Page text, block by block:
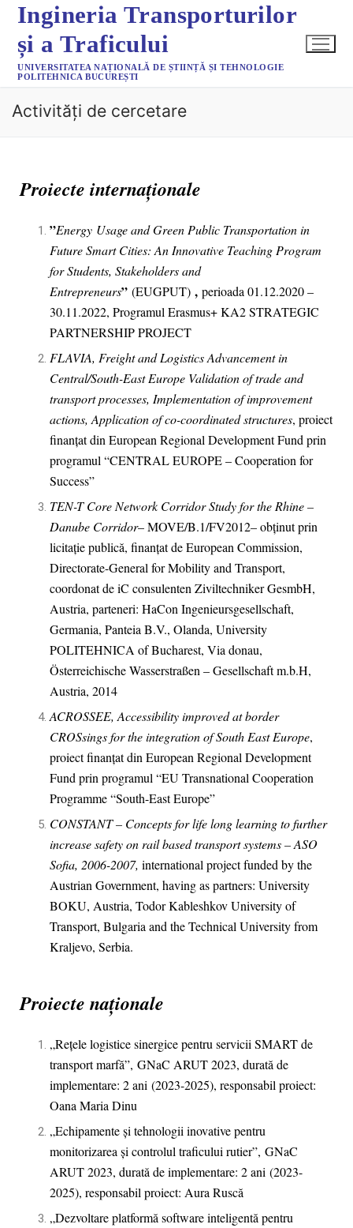
Ingineria Transporturilor
și a Traficului
UNIVERSITATEA NAȚIONALĂ DE ȘTIINȚĂ ȘI TEHNOLOGIE
POLITEHNICA BUCUREȘTI
Activități de cercetare
Proiecte internaționale
”EnergyUsage and Green Public Transportation in
Future Smart Cities: An Innovative Teaching Program
for Students, Stakeholders and
Entrepreneurs”(EUGPUT) ,perioada 01.12.2020 –
30.11.2022, Programul Erasmus+ KA2 STRATEGIC
PARTNERSHIP PROJECT
FLAVIA, Freight and Logistics Advancement in
Central/South-East Europe Validation of trade and
transport processes, Implementation of improvement
actions, Application of co-coordinated structures, proiect
finanțat din European Regional Development Fund prin
programul “CENTRAL EUROPE – Cooperation for
Success”
TEN-T Core Network Corridor Study for the Rhine –
Danube Corridor– MOVE/B.1/FV2012– obținut prin
licitație publică, finanțat de European Commission,
Directorate-General for Mobility and Transport,
coordonat de iC consulenten Ziviltechniker GesmbH,
Austria, parteneri: HaCon Ingenieursgesellschaft,
Germania, Panteia B.V., Olanda, University
POLITEHNICA of Bucharest, Via donau,
Österreichische Wasserstraßen – Gesellschaft m.b.H,
Austria, 2014
ACROSSEE, Accessibility improved at border
CROSsings for the integration of South East Europe,
proiect finanțat din European Regional Development
Fund prin programul “EU Transnational Cooperation
Programme “South-East Europe”
CONSTANT – Concepts for life long learning to further
increase safety on rail based transport systems – ASO
Sofia, 2006-2007, international project funded by the
Austrian Government, having as partners: University
BOKU, Austria, Todor Kableshkov University of
Transport, Bulgaria and the Technical University from
Kraljevo, Serbia.
Proiecte naționale
„Rețele logistice sinergice pentru servicii SMART de
transport marfă”, GNaC ARUT 2023, durată de
implementare: 2 ani (2023-2025), responsabil proiect:
Oana Maria Dinu
„Echipamente și tehnologii inovative pentru
monitorizarea și controlul traficului rutier”, GNaC
ARUT 2023, durată de implementare: 2 ani (2023-
2025), responsabil proiect: Aura Ruscă
„Dezvoltare platformă software inteligentă pentru